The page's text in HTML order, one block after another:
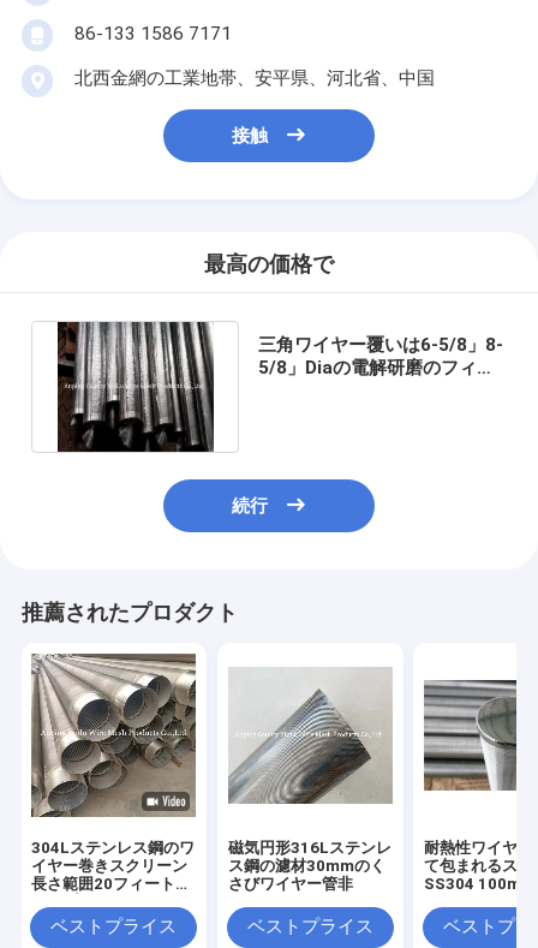
86-133 1586 7171
北西金網の工業地帯、安平県、河北省、中国
接触
最高の価格で
三角ワイヤー覆いは6-5/8」8-
5/8」Diaの電解研磨のフィル
続行
推薦されたプロダクト
304Lステンレス鋼のワ
イヤー巻きスクリーン
長さ範囲20フィートと
レス鋼2205
ベストプライス
磁気円形316Lステンレ
ス鋼の濾材30mmのく
さびワイヤー管非
ベストプライス
耐熱性ワイヤー
て包まれるスク
SS304
水の供給管
ベストプラ